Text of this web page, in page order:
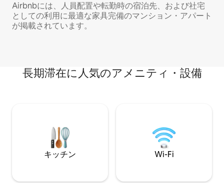
Airbnbには、人員配置や転勤時の宿泊先、および社宅
としての利用に最適な家具完備のマンション・アパート
が掲載されています。
長期滞在に人気のアメニティ・設備
キッチン Wi-Fi